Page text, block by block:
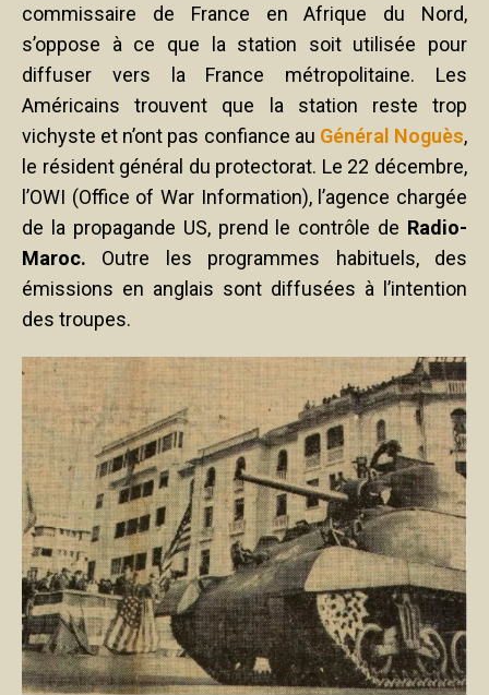
commissaire de France en Afrique du Nord,
s’oppose à ce que la station soit utilisée pour
diffuser vers la France métropolitaine. Les
Américains trouvent que la station reste trop
vichyste et n’ont pas confiance au Général Noguès,
le résident général du protectorat. Le 22 décembre,
l’OWI (Office of War Information), l’agence chargée
de la propagande US, prend le contrôle de Radio-
Maroc. Outre les programmes habituels, des
émissions en anglais sont diffusées à l’intention
des troupes.